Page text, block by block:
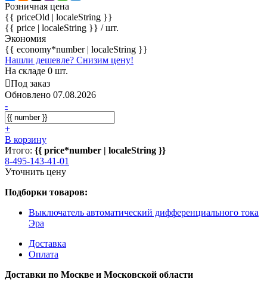
Розничная цена
{{ priceOld | localeString }}
{{ price | localeString }} / шт.
Экономия
{{ economy*number | localeString }}
Нашли дешевле? Снизим цену!
На складе 0 шт.
Под заказ
Обновлено 07.08.2026
-
+
В корзину
Итого: {{ price*number | localeString }}
8-495-143-41-01
Уточнить цену
Подборки товаров:
Выключатель автоматический дифференциального тока
Эра
Доставка
Оплата
Доставки по Москве и Московской области